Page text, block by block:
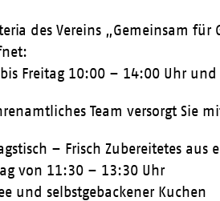
des Vereins „Gemeinsam
Freitag 10:00 – 14:00 Uhr
Team versorgt Sie
– Frisch Zubereitetes aus
von 11:30 – 13:30 Uhr
und selbstgebackener Kuchen